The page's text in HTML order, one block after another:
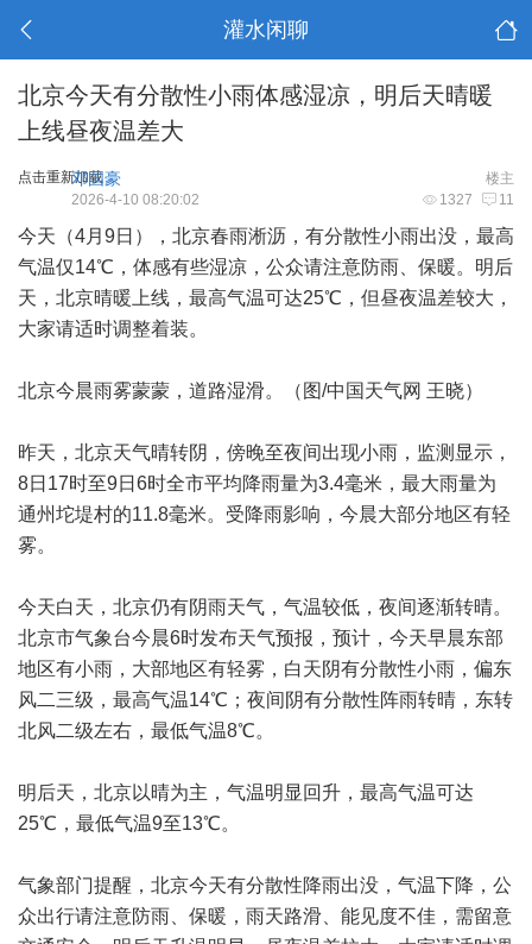
灌水闲聊
北京今天有分散性小雨体感湿凉，明后天晴暖
上线昼夜温差大
点击重新加载 楼主
邓国豪
1327 11
2026-4-10 08:20:02
今天（4月9日），北京春雨淅沥，有分散性小雨出没，最高
气温仅14℃，体感有些湿凉，公众请注意防雨、保暖。明后
天，北京晴暖上线，最高气温可达25℃，但昼夜温差较大，
大家请适时调整着装。
北京今晨雨雾蒙蒙，道路湿滑。（图/中国天气网 王晓）
昨天，北京天气晴转阴，傍晚至夜间出现小雨，监测显示，
8日17时至9日6时全市平均降雨量为3.4毫米，最大雨量为
通州坨堤村的11.8毫米。受降雨影响，今晨大部分地区有轻
雾。
今天白天，北京仍有阴雨天气，气温较低，夜间逐渐转晴。
北京市气象台今晨6时发布天气预报，预计，今天早晨东部
地区有小雨，大部地区有轻雾，白天阴有分散性小雨，偏东
风二三级，最高气温14℃；夜间阴有分散性阵雨转晴，东转
北风二级左右，最低气温8℃。
明后天，北京以晴为主，气温明显回升，最高气温可达
25℃，最低气温9至13℃。
气象部门提醒，北京今天有分散性降雨出没，气温下降，公
众出行请注意防雨、保暖，雨天路滑、能见度不佳，需留意